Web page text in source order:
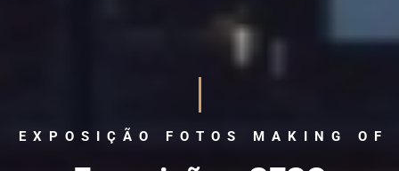
EXPOSIÇÃO FOTOS MAKING OF